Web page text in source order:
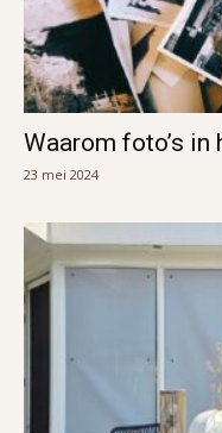
Waarom foto’s
23 mei 2024